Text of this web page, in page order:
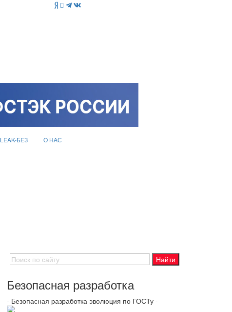
LEAK-БЕЗ О НАС
Безопасная разработка
- Безопасная разработка эволюция по ГОСТу -